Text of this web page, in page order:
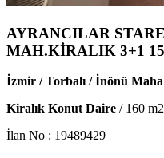
AYRANCILAR
MAH.KİRALIK 3+1
İzmir / Torbalı / İnönü
Kiralık Konut Daire / 160 m2
İlan No : 19489429